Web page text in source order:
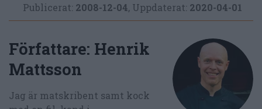
Publicerat: 2008-12-04, Uppdaterat: 2020-04-01
Författare: Henrik
Mattsson
Jag är matskribent samt kock